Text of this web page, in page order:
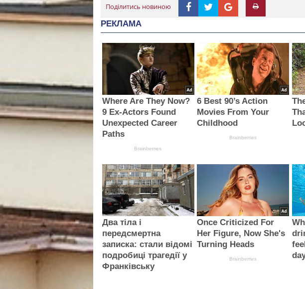
Поділитись новиною
РЕКЛАМА
Where Are They Now?
9 Ex-Actors Found
Unexpected Career
Paths
Brainberries
6 Best 90’s Action
Movies From Your
Childhood
Brainberries
Два тіла і
передсмертна
записка: стали відомі
подробиці трагедії у
Франківську
Once Criticized For
Her Figure, Now She's
Turning Heads
Brainberries